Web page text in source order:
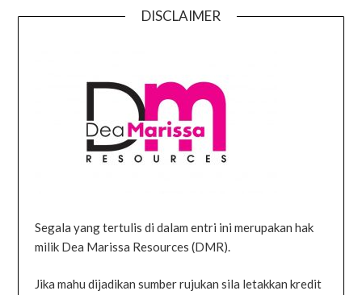
DISCLAIMER
Segala yang tertulis di dalam entri ini merupakan hak
milik Dea Marissa Resources (DMR).
Jika mahu dijadikan sumber rujukan sila letakkan kredit